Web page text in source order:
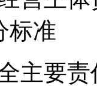
准
主要